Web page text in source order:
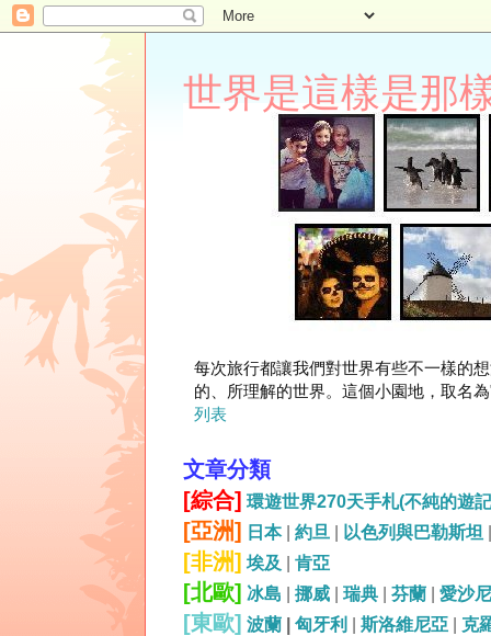
世界是這樣是那
每次旅行都讓我們對世界有些不一樣的
的、所理解的世界。這個小園地，取名
列表
文章分類
[綜合] 環遊世界270天手札(不純的遊
[亞洲] 日本| 約旦 以色列與巴勒斯坦
[非洲] 埃及 肯亞
[北歐] 冰島 挪威 瑞典 芬蘭 愛沙
[東歐] 波蘭 匈牙利 斯洛維尼亞 克